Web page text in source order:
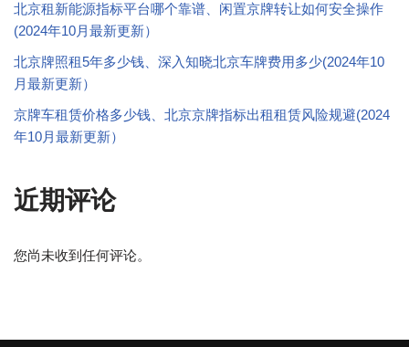
北京租新能源指标平台哪个靠谱、闲置京牌转让如何安全操作
(2024年10月最新更新）
北京牌照租5年多少钱、深入知晓北京车牌费用多少(2024年10
月最新更新）
京牌车租赁价格多少钱、北京京牌指标出租租赁风险规避(2024
年10月最新更新）
近期评论
您尚未收到任何评论。